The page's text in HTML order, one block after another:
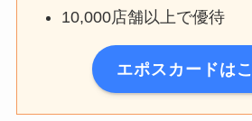
10,000店舗以上で優待
エポスカードは